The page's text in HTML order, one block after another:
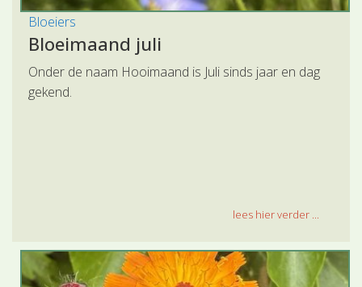
Bloeiers
Bloeimaand juli
Onder de naam Hooimaand is Juli sinds jaar en dag
gekend.
lees hier verder ...